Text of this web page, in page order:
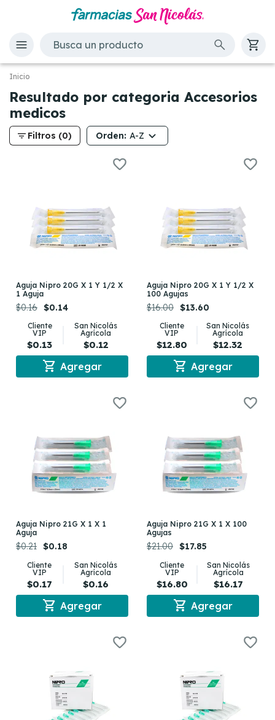
Inicio
Resultado por categoria Accesorios
medicos
filter_list Filtros (0) Orden: A-Z
Aguja Nipro 20G X 1 Y 1/2 X
1 Aguja
$0.16 $0.14
Cliente
VIP
$0.13
San Nicolás
Agrícola
$0.12
shopping_cart Agregar
Aguja Nipro 20G X 1 Y 1/2 X
100 Agujas
$16.00 $13.60
Cliente
VIP
$12.80
San Nicolás
Agrícola
$12.32
shopping_cart Agregar
Aguja Nipro 21G X 1 X 1
Aguja
$0.21 $0.18
Cliente
VIP
$0.17
San Nicolás
Agrícola
$0.16
shopping_cart Agregar
Aguja Nipro 21G X 1 X 100
Agujas
$21.00 $17.85
Cliente
VIP
$16.80
San Nicolás
Agrícola
$16.17
shopping_cart Agregar